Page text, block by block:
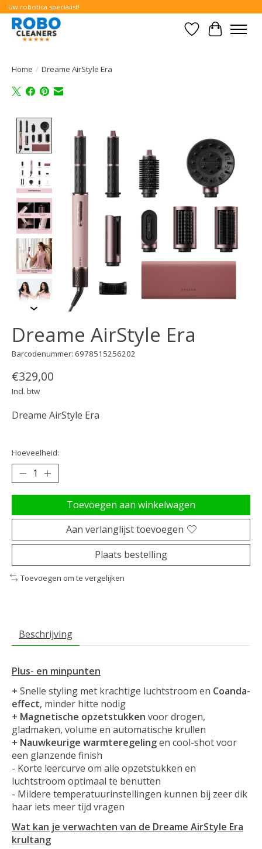
Uw robotica specialist!
Verlanglijst
Home / Dreame AirStyle Era
Dreame AirStyle Era
Barcodenummer: 6978515256202
€329,00
Incl. btw
Dreame AirStyle Era
Hoeveelheid:
Toevoegen aan winkelwagen
Aan verlanglijst toevoegen
Plaats bestelling
Toevoegen om te vergelijken
Beschrijving
Plus- en minpunten
+ Snelle styling met krachtige luchtstroom en Coanda-
effect, minder hitte nodig
+ Magnetische opzetstukken voor drogen,
gladmaken, volume en automatische krullen
+ Nauwkeurige warmteregelingen cool-shot voor
een glanzende finish
- Korte leercurve om alle opzetstukken en
luchtstroom optimaal te benutten
- Mildere temperatuurinstellingen kunnen bij zeer dik
haar iets meer tijd vragen
Wat kan je verwachten van de Dreame AirStyle Era
krultang